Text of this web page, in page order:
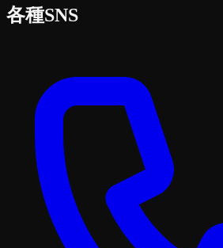
各種SNS